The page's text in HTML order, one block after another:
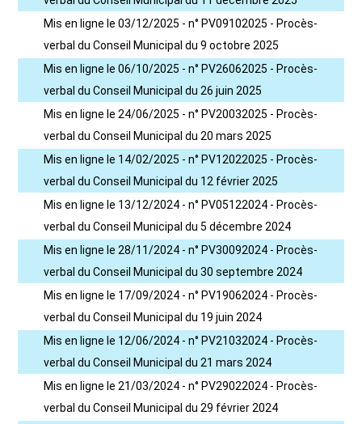
Mis en ligne le 03/12/2025 - n° PV09102025 - Procès-
verbal du Conseil Municipal du 9 octobre 2025
Mis en ligne le 06/10/2025 - n° PV26062025 - Procès-
verbal du Conseil Municipal du 26 juin 2025
Mis en ligne le 24/06/2025 - n° PV20032025 - Procès-
verbal du Conseil Municipal du 20 mars 2025
Mis en ligne le 14/02/2025 - n° PV12022025 - Procès-
verbal du Conseil Municipal du 12 février 2025
Mis en ligne le 13/12/2024 - n° PV05122024 - Procès-
verbal du Conseil Municipal du 5 décembre 2024
Mis en ligne le 28/11/2024 - n° PV30092024 - Procès-
verbal du Conseil Municipal du 30 septembre 2024
Mis en ligne le 17/09/2024 - n° PV19062024 - Procès-
verbal du Conseil Municipal du 19 juin 2024
Mis en ligne le 12/06/2024 - n° PV21032024 - Procès-
verbal du Conseil Municipal du 21 mars 2024
Mis en ligne le 21/03/2024 - n° PV29022024 - Procès-
verbal du Conseil Municipal du 29 février 2024